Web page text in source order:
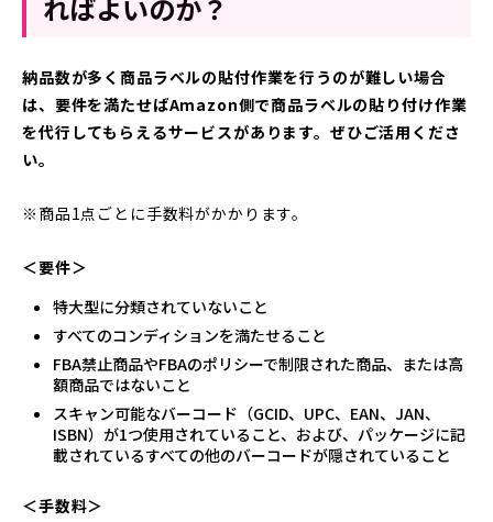
ればよいのか？
納品数が多く商品ラベルの貼付作業を行うのが難しい場合
は、要件を満たせばAmazon側で商品ラベルの貼り付け作業
を代行してもらえるサービスがあります。ぜひご活用くださ
い。
※商品1点ごとに手数料がかかります。
＜要件＞
特大型に分類されていないこと
すべてのコンディションを満たせること
FBA禁止商品やFBAのポリシーで制限された商品、または高
額商品ではないこと
スキャン可能なバーコード（GCID、UPC、EAN、JAN、
ISBN）が1つ使用されていること、および、パッケージに記
載されているすべての他のバーコードが隠されていること
＜手数料＞